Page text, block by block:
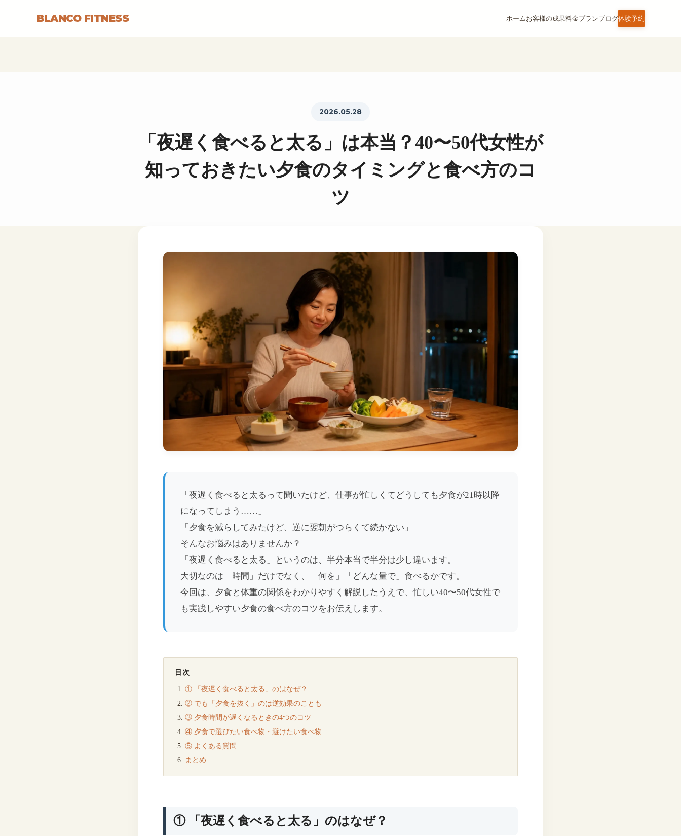
BLANCO FITNESS ホームお客様の成果料金プランブログ体験予約
2026.05.28
「夜遅く食べると太る」は本当？40〜50代女性が
知っておきたい夕食のタイミングと食べ方のコ
ツ
「夜遅く食べると太るって聞いたけど、仕事が忙しくてどうしても夕食が21時以降
になってしまう……」
「夕食を減らしてみたけど、逆に翌朝がつらくて続かない」
そんなお悩みはありませんか？
「夜遅く食べると太る」というのは、半分本当で半分は少し違います。
大切なのは「時間」だけでなく、「何を」「どんな量で」食べるかです。
今回は、夕食と体重の関係をわかりやすく解説したうえで、忙しい40〜50代女性で
も実践しやすい夕食の食べ方のコツをお伝えします。
目次
① 「夜遅く食べると太る」のはなぜ？
② でも「夕食を抜く」のは逆効果のことも
③ 夕食時間が遅くなるときの4つのコツ
④ 夕食で選びたい食べ物・避けたい食べ物
⑤ よくある質問
まとめ
① 「夜遅く食べると太る」のはなぜ？